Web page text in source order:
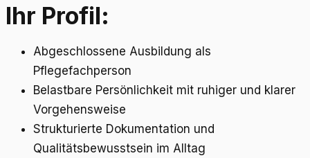
Ihr Profil:
Abgeschlossene Ausbildung als
Pflegefachperson
Belastbare Persönlichkeit mit ruhiger und klarer
Vorgehensweise
Strukturierte Dokumentation und
Qualitätsbewusstsein im Alltag